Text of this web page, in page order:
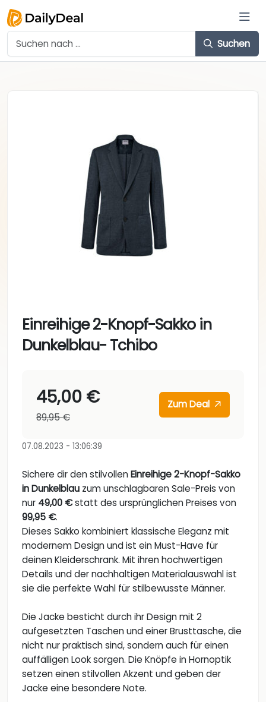
Suchen
Einreihige 2-Knopf-Sakko in
Dunkelblau- Tchibo
45,00 €
89,95 €
Zum Deal
07.08.2023 - 13:06:39
Sichere dir den stilvollenEinreihige 2-Knopf-Sakko
in Dunkelblau zum unschlagbaren Sale-Preis von
nur 49,00 €statt des ursprünglichen Preises von
99,95 €.
Dieses Sakko kombiniert klassische Eleganz mit
modernem Design und ist ein Must-Have für
deinen Kleiderschrank. Mit ihren hochwertigen
Details und der nachhaltigen Materialauswahl ist
sie die perfekte Wahl für stilbewusste Männer.
Die Jacke besticht durch ihr Design mit 2
aufgesetzten Taschen und einer Brusttasche, die
nicht nur praktisch sind, sondern auch für einen
auffälligen Look sorgen. Die Knöpfe in Hornoptik
setzen einen stilvollen Akzent und geben der
Jacke eine besondere Note.